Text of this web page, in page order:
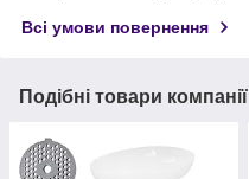
Всі умови повернення
Подібні товари компанії